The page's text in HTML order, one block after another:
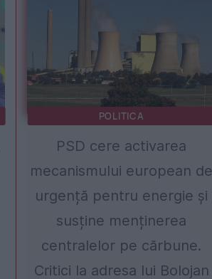
POLITICA
PSD cere activarea
mecanismului european
urgență pentru energie și
susține menținerea
centralelor pe cărbune.
Critici la adresa lui Bolojan